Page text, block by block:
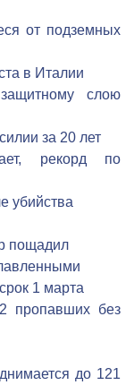
от подземных
в Италии
слою
за 20 лет
рекорд по
убийства
пощадил
1 марта
пропавших без
до 121